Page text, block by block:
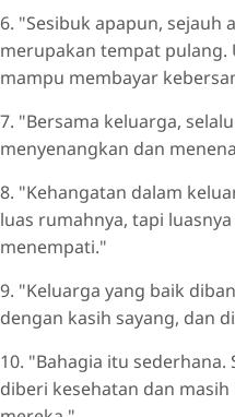
6. "Sesibuk apapun, sejauh
merupakan tempat
mampu membayar
7. "Bersama keluarga,
menyenangkan dan
8. "Kehangatan dalam
luas rumahnya, tapi
menempati."
9. "Keluarga yang baik
dengan kasih sayang, dan
10. "Bahagia itu
diberi kesehatan dan